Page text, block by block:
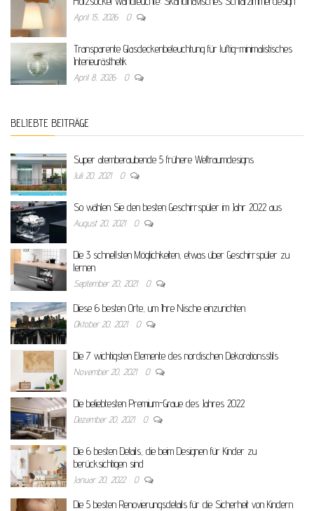
April 15, 2026 0
Transparente Glasdeckenbeleuchtung für luftig-minimalistisches
Interieurästhetik
April 8, 2026 0
BELIEBTE BEITRÄGE
Super atemberaubende 5 frühere Weltraumdesigns
Juli 20, 2021 0
So wählen Sie den besten Geschirrspüler im Jahr 2022 aus
August 20, 2021 0
Die 3 schnellsten Möglichkeiten, etwas über Geschirrspüler zu
lernen
September 20, 2021 0
Diese 6 besten Orte, um Ihre Nische einzurichten
Oktober 20, 2021 0
Die 7 wichtigsten Elemente des nordischen Dekorationsstils
November 20, 2021 0
Die beliebtesten Premium-Graue des Jahres 2022
Dezember 20, 2021 0
Die 6 besten Details, die beim Designen für Kinder zu
berücksichtigen sind
Januar 20, 2022 0
Die 5 besten Renovierungsdetails für die Sicherheit von Kindern